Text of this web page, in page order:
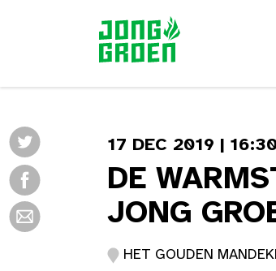
17 DEC 2019 |
DE
JONG
HET GOUDEN